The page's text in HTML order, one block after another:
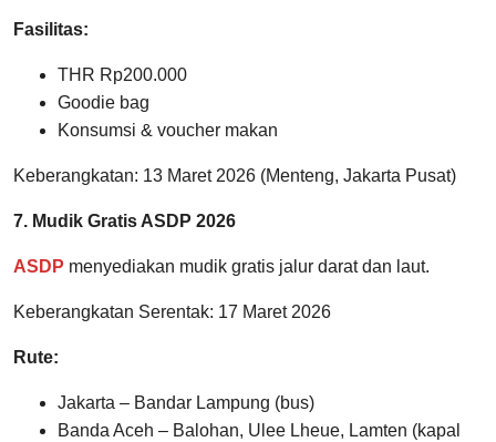
Fasilitas:
THR Rp200.000
Goodie bag
Konsumsi & voucher makan
Keberangkatan: 13 Maret 2026 (Menteng, Jakarta Pusat)
7. Mudik Gratis ASDP 2026
ASDP menyediakan mudik gratis jalur darat dan laut.
Keberangkatan Serentak: 17 Maret 2026
Rute:
Jakarta – Bandar Lampung (bus)
Banda Aceh – Balohan, Ulee Lheue, Lamten (kapal